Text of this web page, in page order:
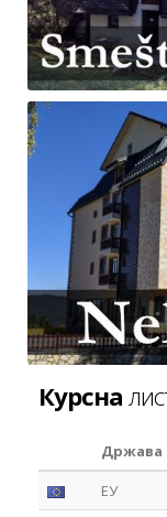
Курсна
Држава
ЕУ